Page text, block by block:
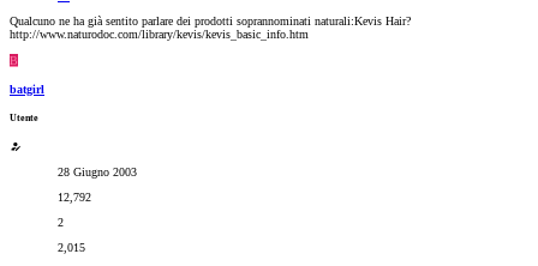
Qualcuno ne ha già sentito parlare dei prodotti soprannominati naturali:Kevis Hair?
http://www.naturodoc.com/library/kevis/kevis_basic_info.htm
B
batgirl
Utente
28 Giugno 2003
12,792
2
2,015